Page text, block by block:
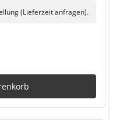
(Lieferzeit anfragen).